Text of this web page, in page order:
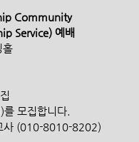
Community
Service) 예배
홀
)를 모집합니다.
교사 (010-8010-8202)